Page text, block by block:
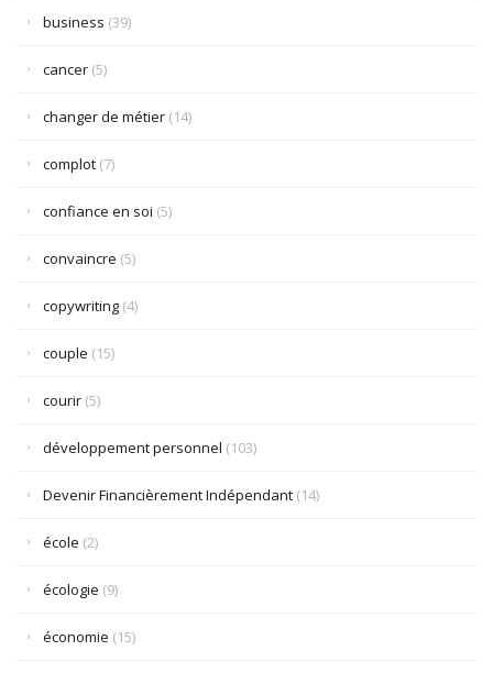
business (39)
cancer (5)
changer de métier (14)
complot (7)
confiance en soi (5)
convaincre (5)
copywriting (4)
couple (15)
courir (5)
développement personnel (103)
Devenir Financièrement Indépendant (14)
école (2)
écologie (9)
économie (15)